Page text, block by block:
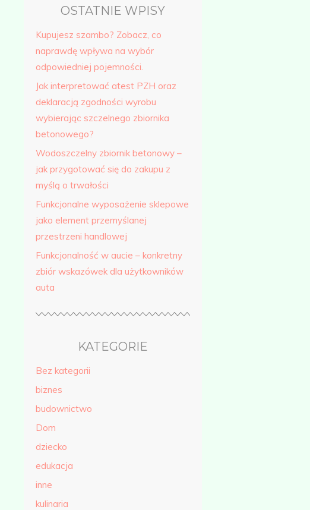
OSTATNIE WPISY
Kupujesz szambo? Zobacz, co
naprawdę wpływa na wybór
odpowiedniej pojemności.
Jak interpretować atest PZH oraz
deklaracją zgodności wyrobu
wybierając szczelnego zbiornika
betonowego?
Wodoszczelny zbiornik betonowy –
jak przygotować się do zakupu z
myślą o trwałości
Funkcjonalne wyposażenie sklepowe
jako element przemyślanej
przestrzeni handlowej
Funkcjonalność w aucie – konkretny
zbiór wskazówek dla użytkowników
auta
KATEGORIE
Bez kategorii
biznes
budownictwo
Dom
dziecko
edukacja
inne
kulinaria